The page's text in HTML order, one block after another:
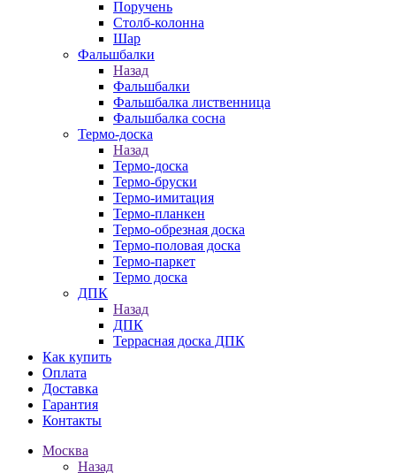
Поручень
Столб-колонна
Шар
Фальшбалки
Назад
Фальшбалки
Фальшбалка лиственница
Фальшбалка сосна
Термо-доска
Назад
Термо-доска
Термо-бруски
Термо-имитация
Термо-планкен
Термо-обрезная доска
Термо-половая доска
Термо-паркет
Термо доска
ДПК
Назад
ДПК
Террасная доска ДПК
Как купить
Оплата
Доставка
Гарантия
Контакты
Москва
Назад